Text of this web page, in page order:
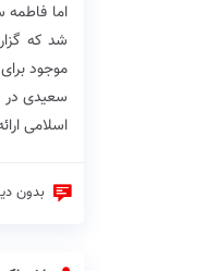
اما
شد که
موجود
سعیدی در
اسلامی
بدون